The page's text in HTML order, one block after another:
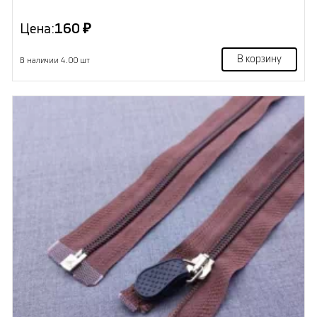
Цена:160 ₽
В наличии 4.00 шт В корзину